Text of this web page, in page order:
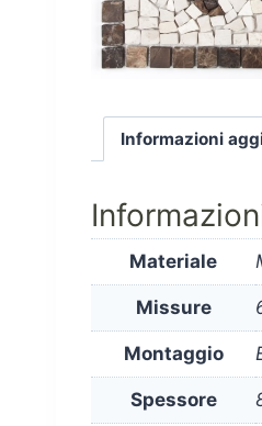
Informazioni
Materiale
Missure
Montaggio
Spessore